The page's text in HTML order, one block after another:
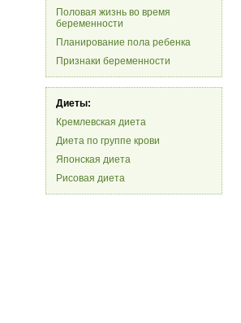
Половая жизнь во время
беременности
Планирование пола ребенка
Признаки беременности
Диеты:
Кремлевская диета
Диета по группе крови
Японская диета
Рисовая диета